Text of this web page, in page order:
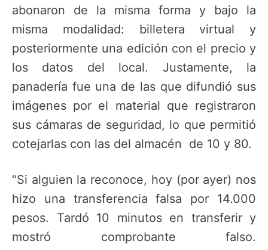
abonaron de la misma forma y bajo la
misma modalidad: billetera virtual y
posteriormente una edición con el precio y
los datos del local. Justamente, la
panadería fue una de las que difundió sus
imágenes por el material que registraron
sus cámaras de seguridad, lo que permitió
cotejarlas con las del almacén de 10 y 80.
“Si alguien la reconoce, hoy (por ayer) nos
hizo una transferencia falsa por 14.000
pesos. Tardó 10 minutos en transferir y
mostró comprobante falso.